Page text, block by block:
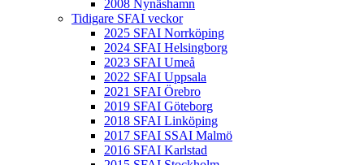
2008 Nynäshamn
Tidigare SFAI veckor
2025 SFAI Norrköping
2024 SFAI Helsingborg
2023 SFAI Umeå
2022 SFAI Uppsala
2021 SFAI Örebro
2019 SFAI Göteborg
2018 SFAI Linköping
2017 SFAI SSAI Malmö
2016 SFAI Karlstad